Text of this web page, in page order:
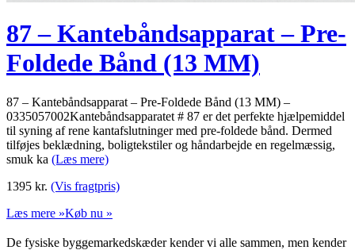
87 – Kantebåndsapparat – Pre-
Foldede Bånd (13 MM)
87 – Kantebåndsapparat – Pre-Foldede Bånd (13 MM) –
0335057002Kantebåndsapparatet # 87 er det perfekte hjælpemiddel
til syning af rene kantafslutninger med pre-foldede bånd. Dermed
tilføjes beklædning, boligtekstiler og håndarbejde en regelmæssig,
smuk ka (Læs mere)
1395 kr. (Vis fragtpris)
Læs mere »Køb nu »
De fysiske byggemarkedskæder kender vi alle sammen, men kender